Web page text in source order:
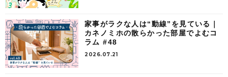
家事がラクな人は“動線”を見ている｜
カネノミホの散らかった部屋でよむコ
ラム #48
2026.07.21